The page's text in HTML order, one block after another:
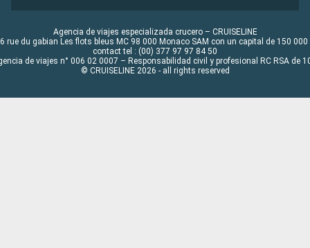
Agencia de viajes especializada crucero – CRUISELINE
rue du gabian Les flots bleus MC 98 000 Monaco SAM con un capital de 150 000
contact tel : (00) 377 97 97 84 50
de viajes n° 006 02 0007 – Responsabilidad civil y profesional RC RSA de
© CRUISELINE 2026 - all rights reserved